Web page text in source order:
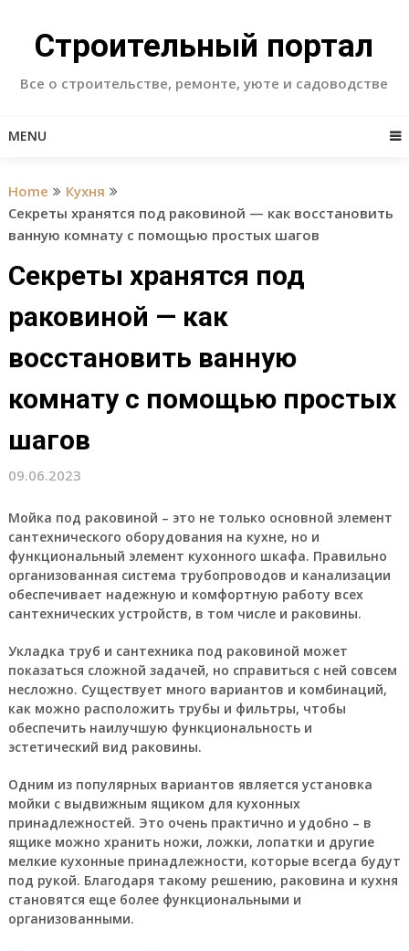
contentСтроительный портал
Все о строительстве, ремонте, уюте и садоводстве
MENU
Home
Кухня
Секреты хранятся под раковиной — как восстановить
ванную комнату с помощью простых шагов
Секреты хранятся под
раковиной — как
восстановить ванную
комнату с помощью простых
шагов
09.06.2023
Мойка под раковиной – это не только основной элемент
сантехнического оборудования на кухне, но и
функциональный элемент кухонного шкафа. Правильно
организованная система трубопроводов и канализации
обеспечивает надежную и комфортную работу всех
сантехнических устройств, в том числе и раковины.
Укладка труб и сантехника под раковиной может
показаться сложной задачей, но справиться с ней совсем
несложно. Существует много вариантов и комбинаций,
как можно расположить трубы и фильтры, чтобы
обеспечить наилучшую функциональность и
эстетический вид раковины.
Одним из популярных вариантов является установка
мойки с выдвижным ящиком для кухонных
принадлежностей. Это очень практично и удобно – в
ящике можно хранить ножи, ложки, лопатки и другие
мелкие кухонные принадлежности, которые всегда будут
под рукой. Благодаря такому решению, раковина и кухня
становятся еще более функциональными и
организованными.